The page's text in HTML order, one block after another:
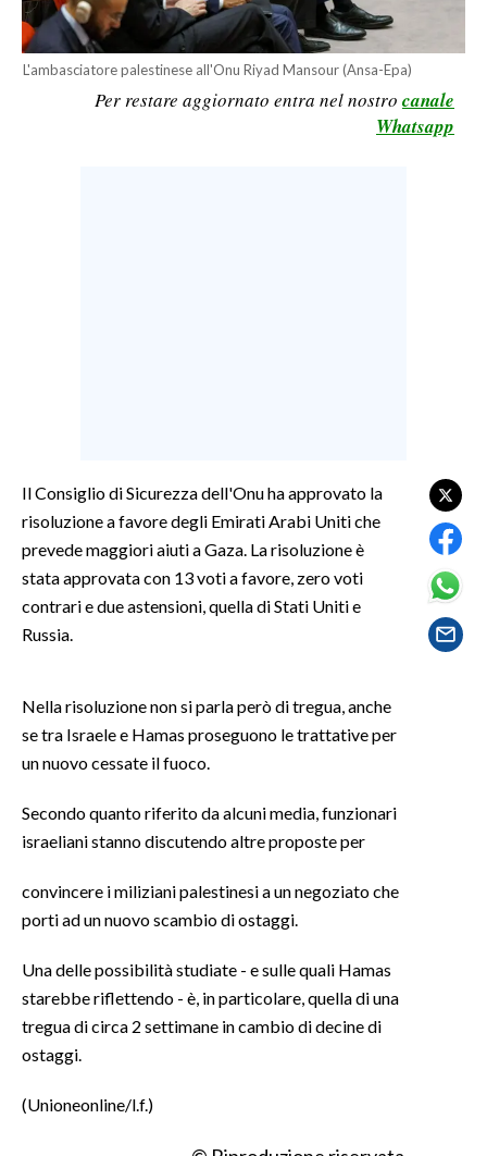
LAVORO
BANDI
SPORT IN SARDEGNA
SPETTACOLI
NOTIZIE
#CARAUNIONE
3 MINUTI CON
INFO AZIENDE
ABBONATI
ANNUNCI
NECROLOGI
L'ambasciatore palestinese all'Onu Riyad Mansour (Ansa-Epa)
Per restare aggiornato entra nel nostro canale
Whatsapp
Il Consiglio di Sicurezza dell'Onu ha approvato la
risoluzione a favore degli Emirati Arabi Uniti che
prevede maggiori aiuti a Gaza. La risoluzione è
stata approvata con 13 voti a favore, zero voti
contrari e due astensioni, quella di Stati Uniti e
Russia.
Nella risoluzione non si parla però di tregua, anche
se tra Israele e Hamas proseguono le trattative per
un nuovo cessate il fuoco.
Secondo quanto riferito da alcuni media, funzionari
israeliani stanno discutendo altre proposte per
convincere i miliziani palestinesi a un negoziato che
porti ad un nuovo scambio di ostaggi.
Una delle possibilità studiate - e sulle quali Hamas
starebbe riflettendo - è, in particolare, quella di una
tregua di circa 2 settimane in cambio di decine di
ostaggi.
(Unioneonline/l.f.)